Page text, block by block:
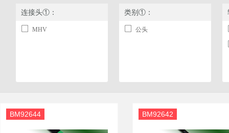
连接头①：
MHV
类别①：
公头
BM92644 BM92642